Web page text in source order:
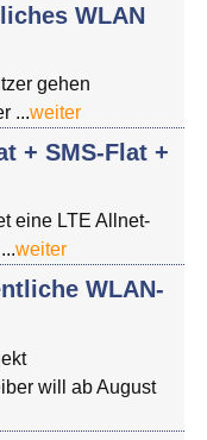
WLAN
gehen
...weiter
+ SMS-Flat +
eine LTE Allnet-
weiter
WLAN-
will ab August